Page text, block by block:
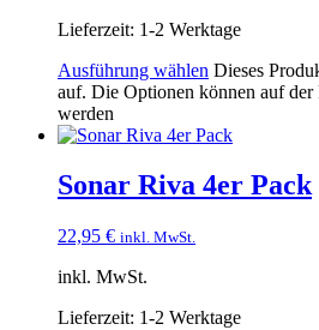
Lieferzeit: 1-2 Werktage
Ausführung wählen Dieses
auf. Die Optionen können auf der
werden
Sonar Riva 4er Pack
22,95 € inkl. MwSt.
inkl. MwSt.
Lieferzeit: 1-2 Werktage